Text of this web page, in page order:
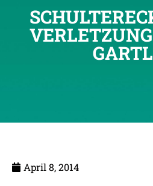
April 8, 2014